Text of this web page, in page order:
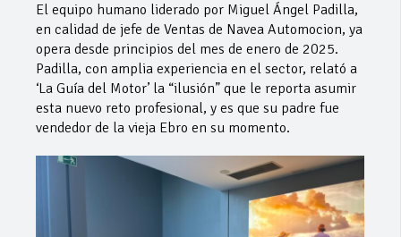
El equipo humano liderado por Miguel Ángel Padilla,
en calidad de jefe de Ventas de Navea Automocion, ya
opera desde principios del mes de enero de 2025.
Padilla, con amplia experiencia en el sector, relató a
‘La Guía del Motor’ la “ilusión” que le reporta asumir
esta nuevo reto profesional, y es que su padre fue
vendedor de la vieja Ebro en su momento.